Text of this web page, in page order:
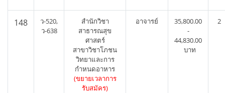
148
ว-520,
ว-638
สำนักวิชา
สาธารณสุข
ศาสตร์
สาขาวิชาโภชน
วิทยาและการ
กำหนดอาหาร
(ขยายเวลาการ
รับสมัคร)
อาจารย์
35,800.00
-
44,830.00
บาท
2